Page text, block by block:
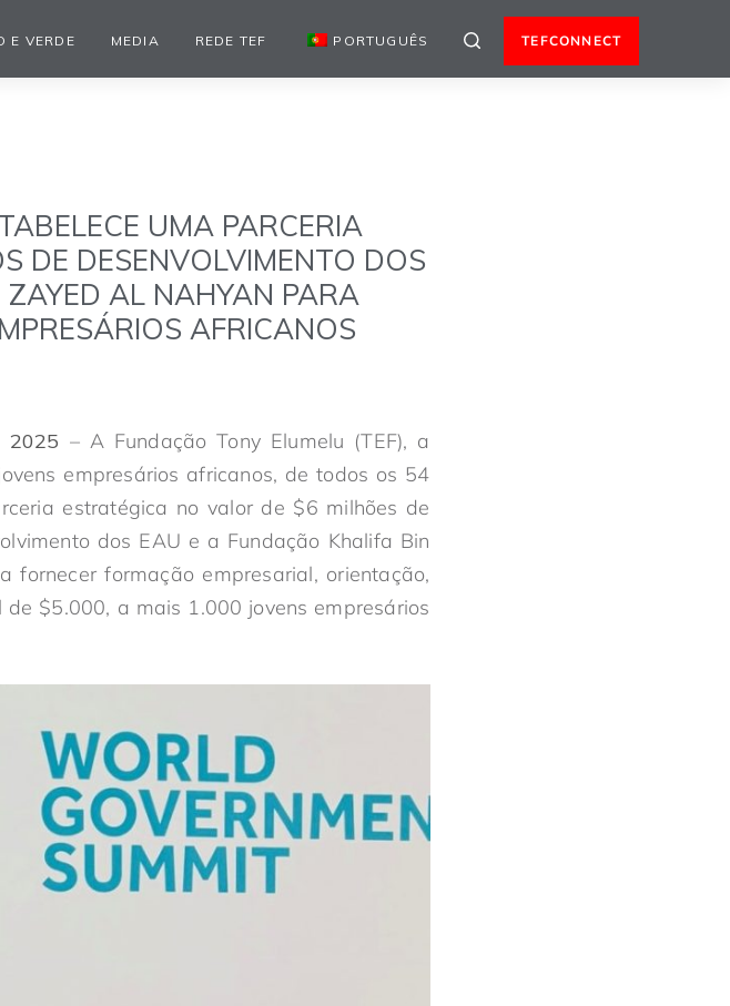
E VERDE MEDIA REDE TEF PORTUGUÊS TEFCONNECT
UMA PARCERIA
DE DESENVOLVIMENTO DOS
AL NAHYAN PARA
AFRICANOS
2025 – A Fundação Tony Elumelu (TEF), a
empresários africanos, de todos os 54
estratégica no valor de $6 milhões de
dos EAU e a Fundação Khalifa Bin
formação empresarial, orientação,
$5.000, a mais 1.000 jovens empresários